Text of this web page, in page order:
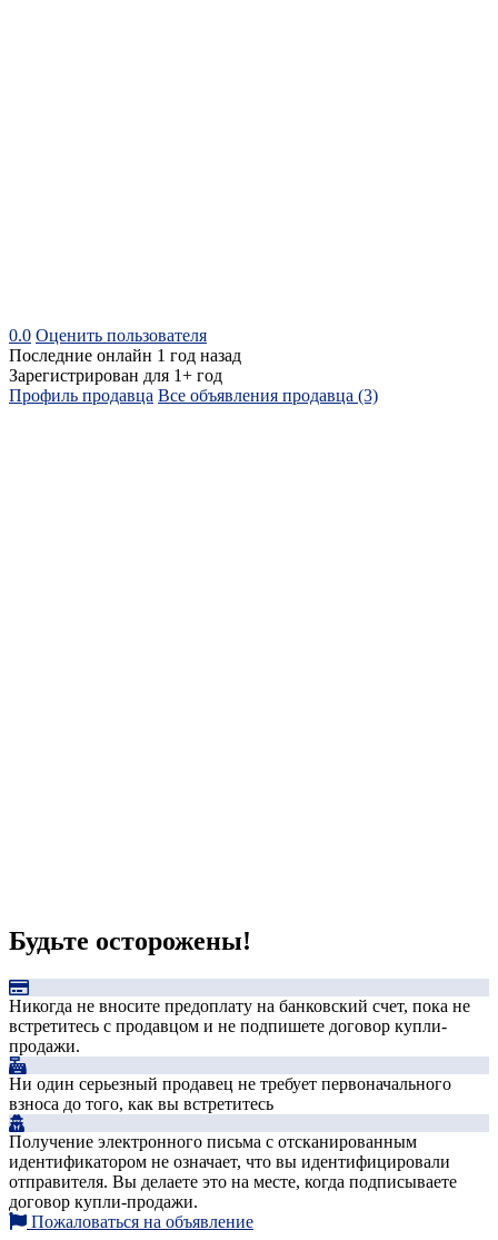
0.0 Оценить пользователя
Последние онлайн 1 год назад
Зарегистрирован для 1+ год
Профиль продавца Все объявления продавца (3)
Будьте осторожены!
Никогда не вносите предоплату на банковский счет, пока не
встретитесь с продавцом и не подпишете договор купли-
продажи.
Ни один серьезный продавец не требует первоначального
взноса до того, как вы встретитесь
Получение электронного письма с отсканированным
идентификатором не означает, что вы идентифицировали
отправителя. Вы делаете это на месте, когда подписываете
договор купли-продажи.
Пожаловаться на объявление